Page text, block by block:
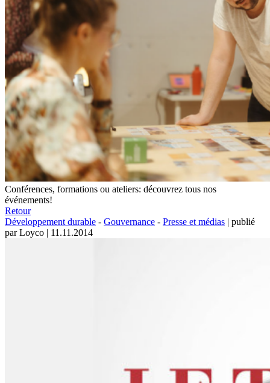
Conférences, formations ou ateliers: découvrez tous nos
événements!
Retour
Développement durable - Gouvernance - Presse et médias | publié
par Loyco | 11.11.2014